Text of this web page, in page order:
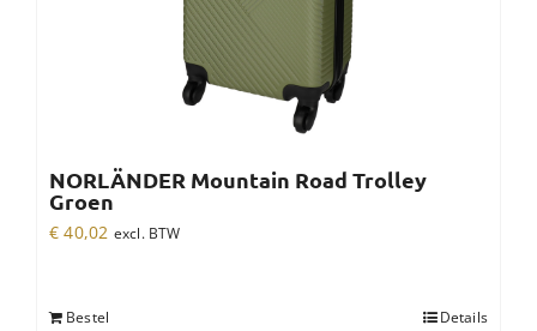
NORLÄNDER Mountain Road Trolley
Groen
€ 40,02 excl. BTW
Bestel Details